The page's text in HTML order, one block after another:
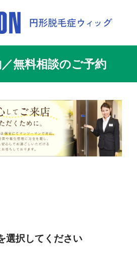
無料相談のご予約
選択してください